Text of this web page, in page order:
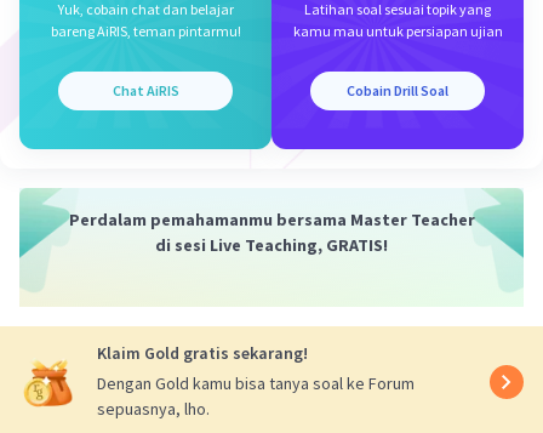
Jadi, persamaan laju reaksinya adalah v = k.
Beri Rating (0 Balas
Yuk, cobain chat dan belajar
bareng AiRIS, teman pintarmu!
Chat AiRIS
Latihan soal sesuai topik yang
kamu mau untuk persiapan ujian
Cobain Drill Soal
Perdalam pemahamanmu bersama Master Teacher
di sesi Live Teaching, GRATIS!
Klaim Gold gratis sekarang!
Dengan Gold kamu bisa tanya soal ke Forum
sepuasnya, lho.